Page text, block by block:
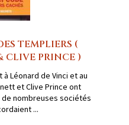
TEMPLIERS (
CLIVE PRINCE )
Léonard de Vinci et au
et Clive Prince ont
nombreuses sociétés
...